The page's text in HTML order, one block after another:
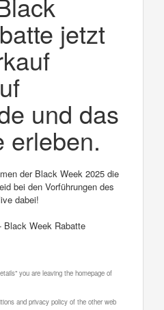
jetzt
und das
erleben.
der Black Week 2025 die
bei den Vorführungen des
dabei!
Black Week Rabatte
you are leaving the homepage of
and privacy policy of the other web